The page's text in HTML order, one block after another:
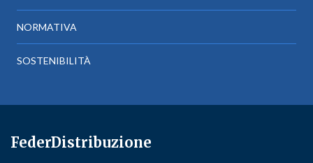
NORMATIVA
SOSTENIBILITÀ
FederDistribuzione